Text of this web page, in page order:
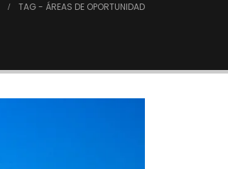
TAG - ÁREAS DE OPORTUNIDAD